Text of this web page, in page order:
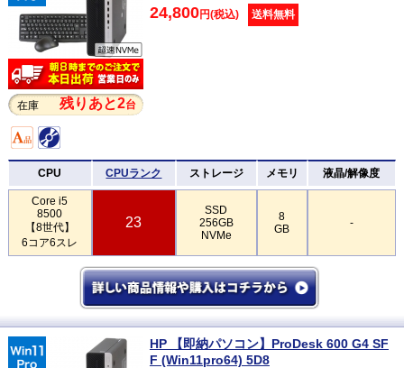
在庫 残りあと2台
24,800円(税込) 送料無料
CPU CPUランク ストレージ メモリ 液晶/解像度
Core i5
8500
【8世代】
6コア6スレ
23
SSD
256GB
NVMe
8
GB
-
HP 【即納パソコン】ProDesk 600 G4 SF
F (Win11pro64) 5D8